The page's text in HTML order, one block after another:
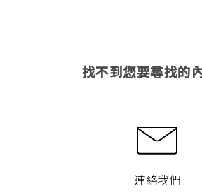
找不到您要尋找的
連絡我們